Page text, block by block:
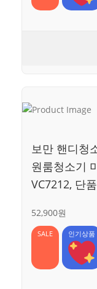
보만 핸디청
원룸청소기
VC7212, 단품
52,900원
SALE 인기상품